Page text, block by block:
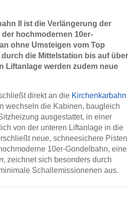
II ist die Verlängerung der
der hochmodernen 10er-
ohne Umsteigen vom Top
die Mittelstation bis auf über
Liftanlage werden zudem neue
direkt an die Kirchenkarbahn
wechseln die Kabinen, baugleich
ausgestattet, in einer
von der unteren Liftanlage in die
neue, schneesichere Pisten
10er-Gondelbahn, eine
zeichnet sich besonders durch
Schallemissionenen aus.